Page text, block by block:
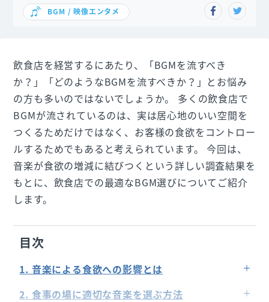
BGM / 映像エンタメ
飲食店を経営するにあたり、「BGMを流すべき
か？」「どのようなBGMを流すべきか？」とお悩み
の方も多いのではないでしょうか。 多くの飲食店で
BGMが流されているのは、実は居心地のいい空間を
つくるためだけではなく、お客様の食欲をコントロー
ルするためでもあると考えられています。 今回は、
音楽が食欲の増減に結びつくという詳しい調査結果を
もとに、飲食店での最適なBGM選びについてご紹介
します。
目次
1. 音楽による食欲への影響とは
食欲を増進させる音楽のジャンルは？
2. 食事の場に適切な音楽を選ぶ方法